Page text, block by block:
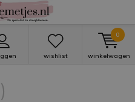
wishlist winkelwagen
0